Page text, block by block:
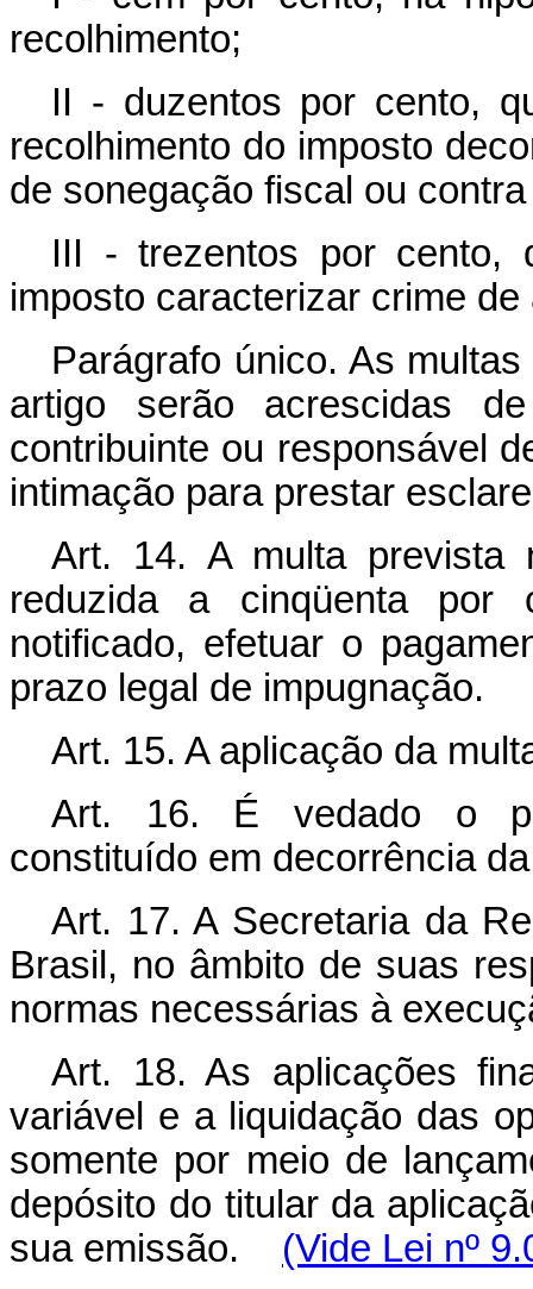
recolhimento;
II - duzentos por cento,
recolhimento do imposto
de sonegação fiscal ou
III - trezentos por cento,
imposto caracterizar crime
Parágrafo único. As
artigo serão acrescidas
contribuinte ou responsável
intimação para prestar
Art. 14. A multa prevista
reduzida a cinqüenta por
notificado, efetuar o
prazo legal de impugnação.
Art. 15. A aplicação da
Art. 16. É vedado o
constituído em decorrência
Art. 17. A Secretaria da
Brasil, no âmbito de suas
normas necessárias à
Art. 18. As aplicações
variável e a liquidação das
somente por meio de
depósito do titular da
sua emissão. (Vide Lei nº